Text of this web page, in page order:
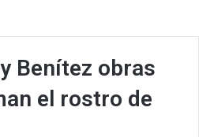
Benítez obras
el rostro de